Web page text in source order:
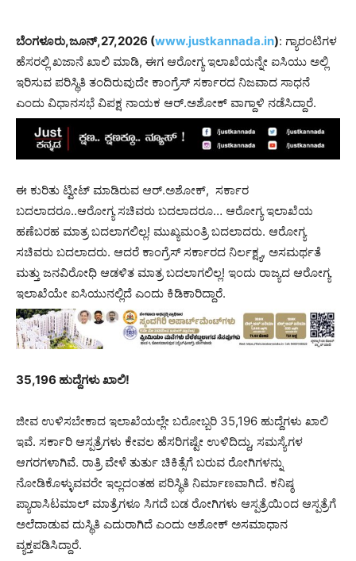
ಬೆಂಗಳೂರು,ಜೂನ್,27,2026 (www.justkannada.in): ಗ್ಯಾರಂಟಿಗಳ
ಹೆಸರಲ್ಲಿ ಖಜಾನೆ ಖಾಲಿ ಮಾಡಿ, ಈಗ ಆರೋಗ್ಯ ಇಲಾಖೆಯನ್ನೇ ಐಸಿಯು ಅಲ್ಲಿ
ಇರಿಸುವ ಪರಿಸ್ಥಿತಿ ತಂದಿರುವುದೇ ಕಾಂಗ್ರೆಸ್ ಸರ್ಕಾರದ ನಿಜವಾದ ಸಾಧನೆ
ಎಂದು ವಿಧಾನಸಭೆ ವಿಪಕ್ಷ ನಾಯಕ ಆರ್.ಅಶೋಕ್ ವಾಗ್ದಾಳಿ ನಡೆಸಿದ್ದಾರೆ.
ಈ ಕುರಿತು ಟ್ವೀಟ್ ಮಾಡಿರುವ ಆರ್.ಅಶೋಕ್, ಸರ್ಕಾರ
ಬದಲಾದರೂ..ಆರೋಗ್ಯ ಸಚಿವರು ಬದಲಾದರೂ… ಆರೋಗ್ಯ ಇಲಾಖೆಯ
ಹಣೆಬರಹ ಮಾತ್ರ ಬದಲಾಗಲಿಲ್ಲ! ಮುಖ್ಯಮಂತ್ರಿ ಬದಲಾದರು. ಆರೋಗ್ಯ
ಸಚಿವರು ಬದಲಾದರು. ಆದರೆ ಕಾಂಗ್ರೆಸ್ ಸರ್ಕಾರದ ನಿರ್ಲಕ್ಷ್ಯ, ಅಸಮರ್ಥತೆ
ಮತ್ತು ಜನವಿರೋಧಿ ಆಡಳಿತ ಮಾತ್ರ ಬದಲಾಗಲಿಲ್ಲ! ಇಂದು ರಾಜ್ಯದ ಆರೋಗ್ಯ
ಇಲಾಖೆಯೇ ಐಸಿಯುನಲ್ಲಿದೆ ಎಂದು ಕಿಡಿಕಾರಿದ್ದಾರೆ.
35,196 ಹುದ್ದೆಗಳು ಖಾಲಿ!
ಜೀವ ಉಳಿಸಬೇಕಾದ ಇಲಾಖೆಯಲ್ಲೇ ಬರೋಬ್ಬರಿ 35,196 ಹುದ್ದೆಗಳು ಖಾಲಿ
ಇವೆ. ಸರ್ಕಾರಿ ಆಸ್ಪತ್ರೆಗಳು ಕೇವಲ ಹೆಸರಿಗಷ್ಟೇ ಉಳಿದಿದ್ದು, ಸಮಸ್ಯೆಗಳ
ಆಗರಗಳಾಗಿವೆ. ರಾತ್ರಿ ವೇಳೆ ತುರ್ತು ಚಿಕಿತ್ಸೆಗೆ ಬರುವ ರೋಗಿಗಳನ್ನು
ನೋಡಿಕೊಳ್ಳುವವರೇ ಇಲ್ಲದಂತಹ ಪರಿಸ್ಥಿತಿ ನಿರ್ಮಾಣವಾಗಿದೆ. ಕನಿಷ್ಠ
ಪ್ಯಾರಾಸಿಟಮಾಲ್ ಮಾತ್ರೆಗಳೂ ಸಿಗದೆ ಬಡ ರೋಗಿಗಳು ಆಸ್ಪತ್ರೆಯಿಂದ ಆಸ್ಪತ್ರೆಗೆ
ಅಲೆದಾಡುವ ದುಸ್ಥಿತಿ ಎದುರಾಗಿದೆ ಎಂದು ಅಶೋಕ್ ಅಸಮಾಧಾನ
ವ್ಯಕ್ತಪಡಿಸಿದ್ದಾರೆ.